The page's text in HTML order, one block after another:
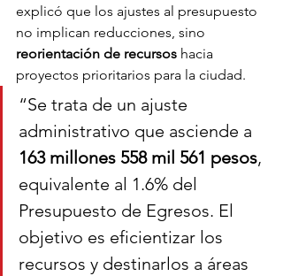
explicó que los ajustes al presupuesto
no implican reducciones, sino
reorientación de recursos hacia
proyectos prioritarios para la ciudad.
“Se trata de un ajuste
administrativo que asciende a
163 millones 558 mil 561 pesos,
equivalente al 1.6% del
Presupuesto de Egresos. El
objetivo es eficientizar los
recursos y destinarlos a áreas